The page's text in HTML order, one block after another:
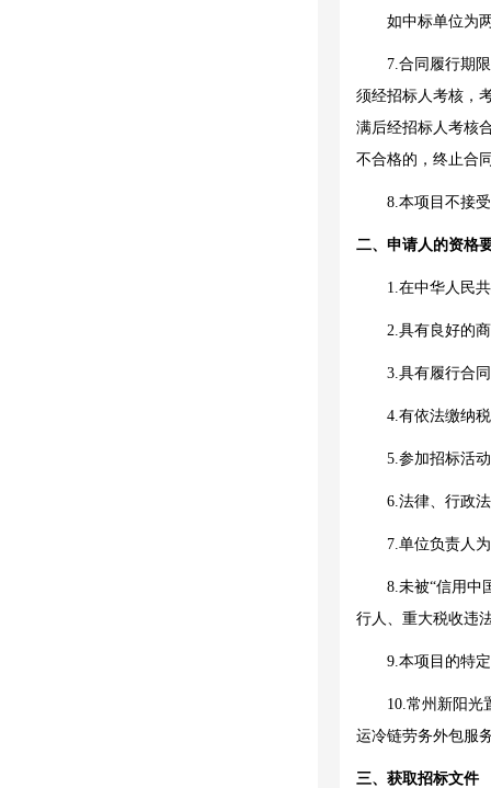
如中标单位为
7.合同履行期
须经招标人考核，
满后经招标人考核
不合格的，终止合
8.本项目不接
二、申请人的资格
1.在中华人民
2.具有良好的
3.具有履行合
4.有依法缴纳
5.参加招标活
6.法律、行政
7.单位负责人
8.未被“信用中
行人、重大税收违
9.本项目的特
10.常州新阳光
运冷链劳务外包服
三、获取招标文件